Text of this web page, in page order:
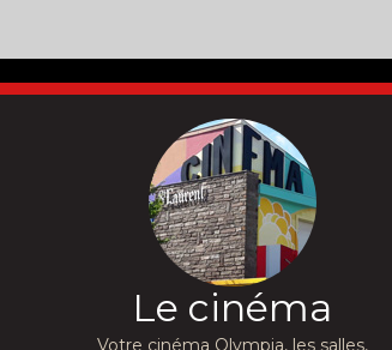
Le cinéma
Votre cinéma Olympia, les salles,